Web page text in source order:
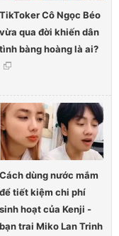
TikToker Cô Ngọc Béo
vừa qua đời khiến dân
tình bàng hoàng là ai?
Cách dùng nước mắm
để tiết kiệm chi phí
sinh hoạt của Kenji -
bạn trai Miko Lan Trinh